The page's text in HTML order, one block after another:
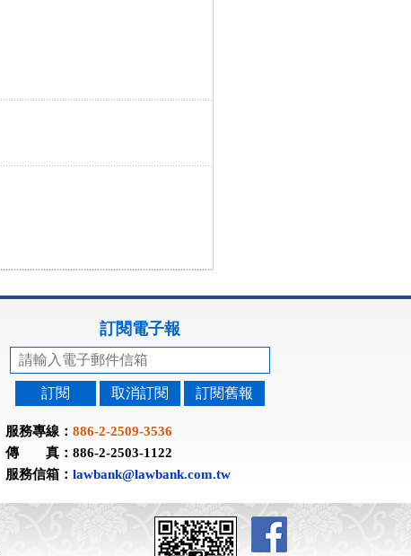
訂閱電子報
訂閱 取消訂閱 訂閱舊報
服務專線： 886-2-2509-3536
傳 真：886-2-2503-1122
服務信箱： lawbank@lawbank.com.tw